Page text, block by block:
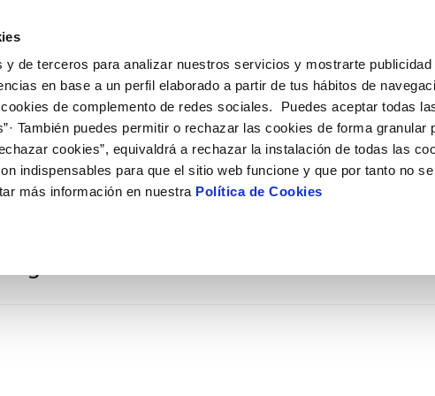
y de terceros para analizar nuestros servicios y mostrarte publicidad
en base a un perfil elaborado a partir de tus hábitos de
de complemento de redes sociales. Puedes aceptar todas
También puedes permitir o rechazar las cookies de forma granular
cookies”, equivaldrá a rechazar la instalación de todas las
indispensables para que el sitio web funcione y que por tanto no
más información en nuestra Política de Cookies
de suministro
de suministro
MODIFICACIÓN DE DATOS
Actualizar datos bancarios
Actualizar datos de domicilio
Tu Servicio
AL CLIENTE
contacto
interés
COMPROMISO DE SERVICIO
Customer Counsel (Defensa del cliente)
Normativa del servicio
Tu Agua
del agua
CUIDADOS DEL AGUA
Consejos de ahorro
Depósitos comunitarios
Conócenos
CONDUCTA
DE GESTIÓN Y CERTIFICADOS
PERFIL DEL CONTRATANTE
Plataforma de contratación del sector
público
Licitaciones en curso
Nuestros